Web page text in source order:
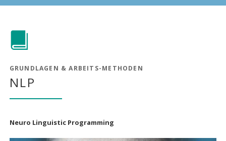
GRUNDLAGEN & ARBEITS-METHODEN
NLP
Neuro Linguistic Programming